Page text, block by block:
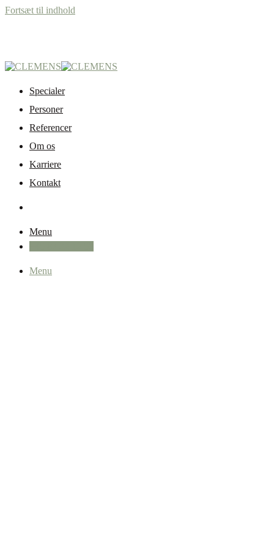
Fortsæt til indhold
Specialer
Personer
Referencer
Om os
Karriere
Kontakt
Menu
Menu